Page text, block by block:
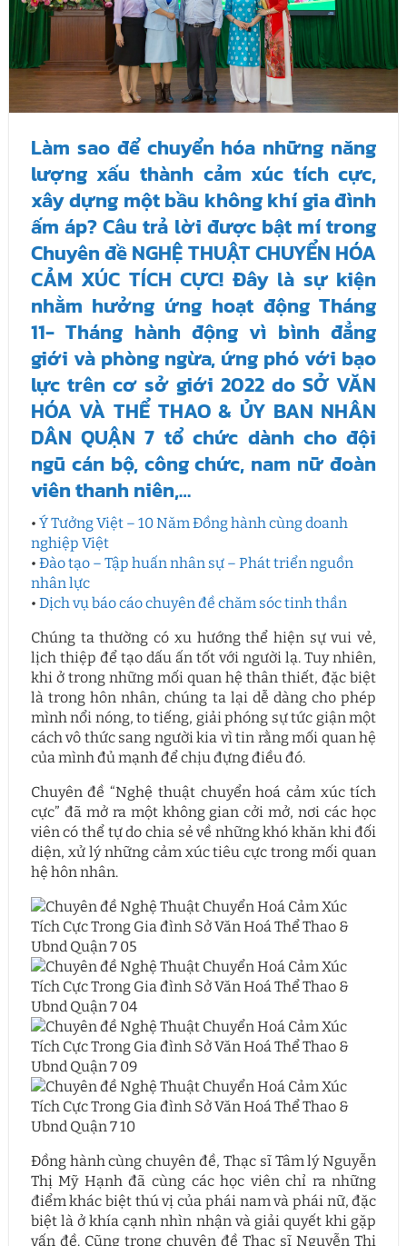
Làm sao để chuyển hóa những năng
lượng xấu thành cảm xúc tích cực,
xây dựng một bầu không khí gia đình
ấm áp? Câu trả lời được bật mí trong
Chuyên đề NGHỆ THUẬT CHUYỂN HÓA
CẢM XÚC TÍCH CỰC! Đây là sự kiện
nhằm hưởng ứng hoạt động Tháng
11- Tháng hành động vì bình đẳng
giới và phòng ngừa, ứng phó với bạo
lực trên cơ sở giới 2022 do SỞ VĂN
HÓA VÀ THỂ THAO & ỦY BAN NHÂN
DÂN QUẬN 7 tổ chức dành cho đội
ngũ cán bộ, công chức, nam nữ đoàn
viên thanh niên,…
• Ý Tưởng Việt – 10 Năm Đồng hành cùng doanh
nghiệp Việt
• Đào tạo – Tập huấn nhân sự – Phát triển nguồn
nhân lực
• Dịch vụ báo cáo chuyên đề chăm sóc tinh thần
Chúng ta thường có xu hướng thể hiện sự vui vẻ,
lịch thiệp để tạo dấu ấn tốt với người lạ. Tuy nhiên,
khi ở trong những mối quan hệ thân thiết, đặc biệt
là trong hôn nhân, chúng ta lại dễ dàng cho phép
mình nổi nóng, to tiếng, giải phóng sự tức giận một
cách vô thức sang người kia vì tin rằng mối quan hệ
của mình đủ mạnh để chịu đựng điều đó.
Chuyên đề “Nghệ thuật chuyển hoá cảm xúc tích
cực” đã mở ra một không gian cởi mở, nơi các học
viên có thể tự do chia sẻ về những khó khăn khi đối
diện, xử lý những cảm xúc tiêu cực trong mối quan
hệ hôn nhân.
Đồng hành cùng chuyên đề, Thạc sĩ Tâm lý Nguyễn
Thị Mỹ Hạnh đã cùng các học viên chỉ ra những
điểm khác biệt thú vị của phái nam và phái nữ, đặc
biệt là ở khía cạnh nhìn nhận và giải quyết khi gặp
vấn đề. Cũng trong chuyên đề Thạc sĩ Nguyễn Thị